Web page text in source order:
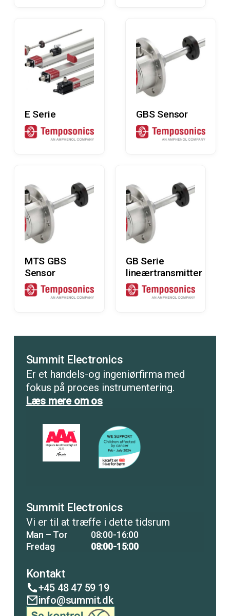
E Serie GBS Sensor
MTS GBS
Sensor
GB Serie
lineærtransmitter
Summit Electronics
Er et handels-og ingeniørfirma med
fokus på proces instrumentering.
Læs mere om os
Summit Electronics
Vi er til at træffe i dette tidsrum
Man – Tor
Fredag
08:00-16:00
08:00-15:00
Kontakt
+45 48 47 59 19
info@summit.dk